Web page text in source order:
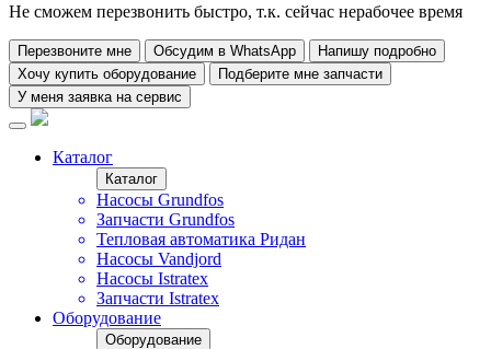
Не сможем перезвонить быстро, т.к. сейчас нерабочее время
Перезвоните мне Обсудим в WhatsApp
Напишу подробно
Хочу купить оборудование
Подберите мне запчасти
У меня заявка на сервис
Каталог
Каталог
Насосы Grundfos
Запчасти Grundfos
Тепловая автоматика Ридан
Насосы Vandjord
Насосы Istratex
Запчасти Istratex
Оборудование
Оборудование